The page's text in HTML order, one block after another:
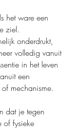
het ware een
ziel.
onderdrukt,
volledig vanuit
in het leven
een
of mechanisme.
dat je tegen
of fysieke